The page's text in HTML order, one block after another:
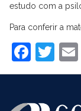
estudo com a
Para conferir a